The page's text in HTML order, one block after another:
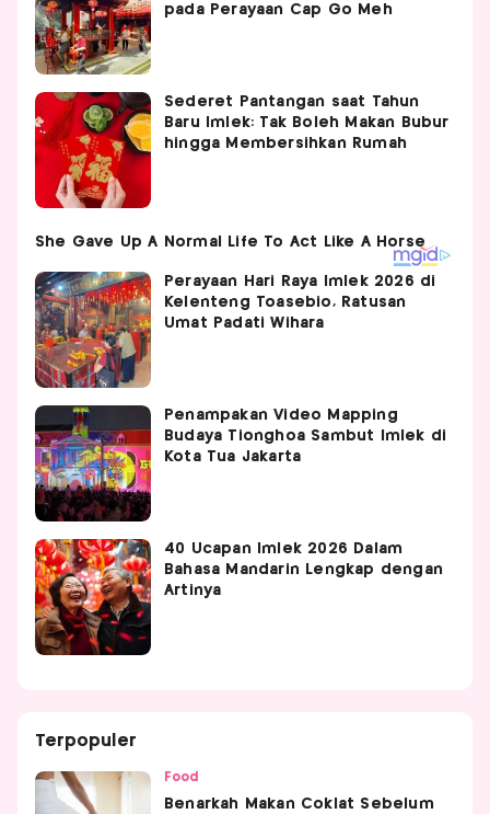
pada Perayaan Cap Go Meh
Sederet Pantangan saat Tahun
Baru Imlek: Tak Boleh Makan Bubur
hingga Membersihkan Rumah
Perayaan Hari Raya Imlek 2026 di
Kelenteng Toasebio, Ratusan
Umat Padati Wihara
Penampakan Video Mapping
Budaya Tionghoa Sambut Imlek di
Kota Tua Jakarta
40 Ucapan Imlek 2026 Dalam
Bahasa Mandarin Lengkap dengan
Artinya
Terpopuler
Food
Benarkah Makan Coklat Sebelum